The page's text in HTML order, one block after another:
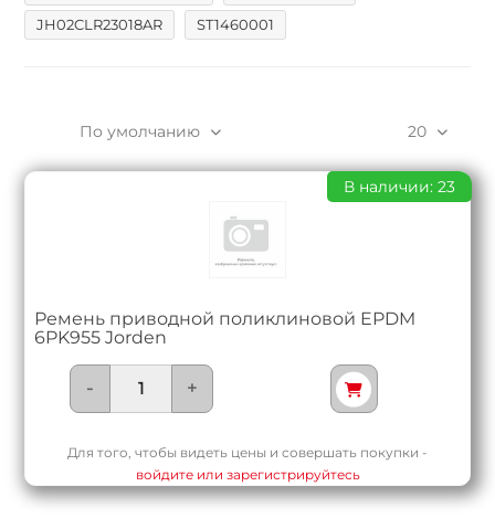
JH02CLR23018AR
ST1460001
20
По умолчанию
Ремень приводной поликлиновой EPDM
6PK955 Jorden
В наличии: 23
- +
Для того, чтобы видеть цены и совершать покупки -
войдите или зарегистрируйтесь